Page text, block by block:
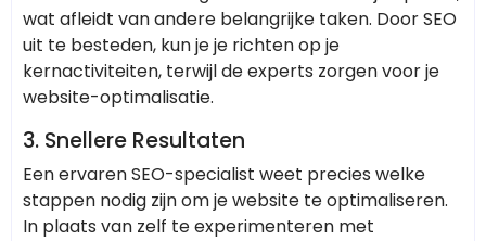
wat afleidt van andere belangrijke taken. Door SEO
uit te besteden, kun je je richten op je
kernactiviteiten, terwijl de experts zorgen voor je
website-optimalisatie.
3. Snellere Resultaten
Een ervaren SEO-specialist weet precies welke
stappen nodig zijn om je website te optimaliseren.
In plaats van zelf te experimenteren met